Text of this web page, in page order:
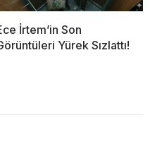
İrtem’in Son
Yürek Sızlattı!